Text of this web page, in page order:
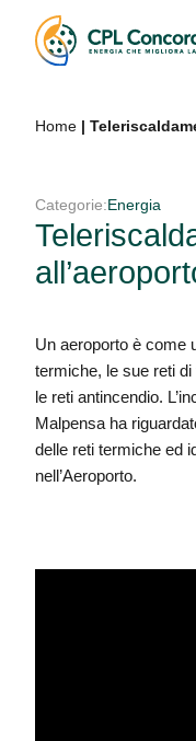
Home |
Categorie:Energia
Un aeroporto è come
termiche, le sue reti
le reti antincendio.
Malpensa ha
delle reti termiche ed
nell’Aeroporto.